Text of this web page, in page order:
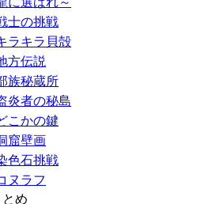
士の挑戦
ラキラ貝殻
方伝説
族秘蔵所
炎者の秘島
こかの鍵
窟壁画
色石挑戦
ヌラフ
め